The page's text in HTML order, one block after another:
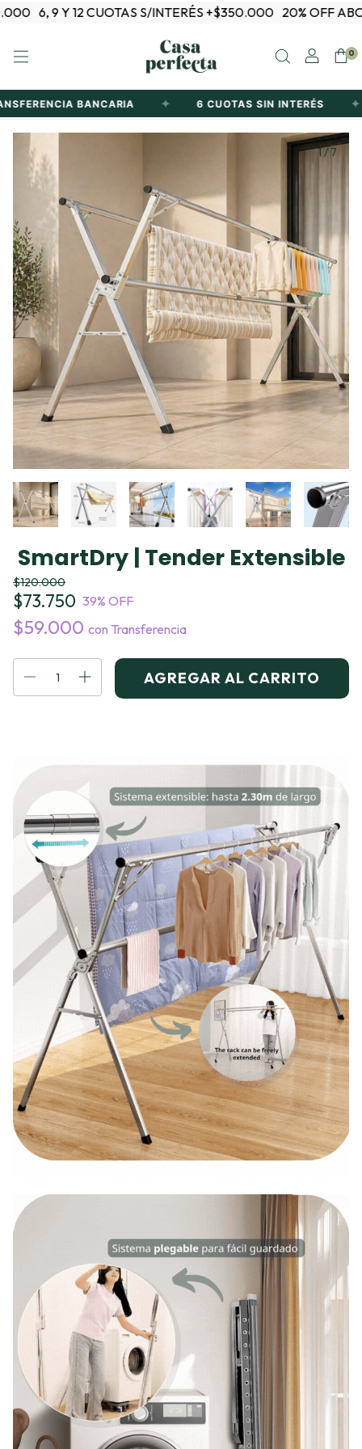
6, 9 Y 12 CUOTAS S/INTERÉS +$350.000 20% OFF
0
BANCARIA ✦ 6 CUOTAS SIN INTERÉS ✦
1/7
SmartDry | Tender Extensible
$120.000
$73.750 39% OFF
$59.000 con Transferencia